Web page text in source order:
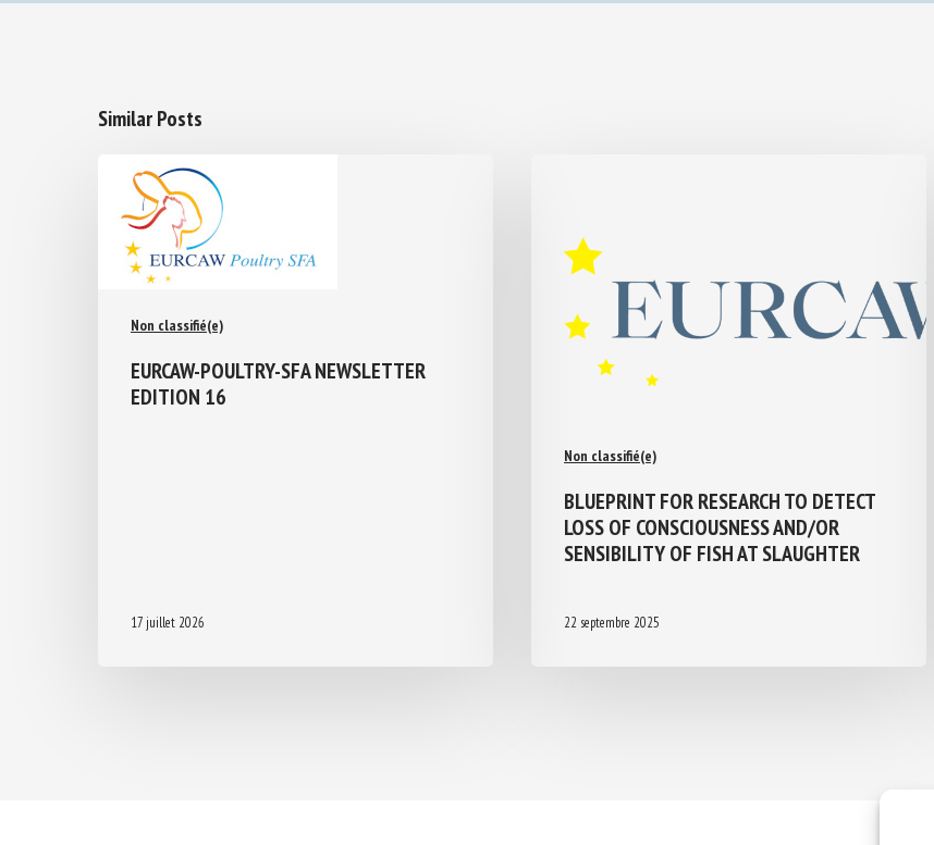
Similar Posts
Non classifié(e)
EURCAW-POULTRY-SFA NEWSLETTER
EDITION 16
17 juillet 2026
Non classifié(e)
BLUEPRINT FOR RESEARCH TO DETECT
LOSS OF CONSCIOUSNESS AND/OR
SENSIBILITY OF FISH AT SLAUGHTER
22 septembre 2025